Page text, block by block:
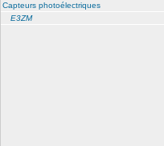
Capteurs photoélectriques
E3ZM